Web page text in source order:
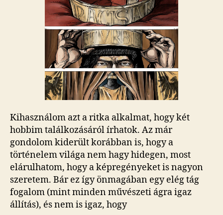
Kihasználom azt a ritka alkalmat, hogy két
hobbim találkozásáról írhatok. Az már
gondolom kiderült korábban is, hogy a
történelem világa nem hagy hidegen, most
elárulhatom, hogy a képregényeket is nagyon
szeretem. Bár ez így önmagában egy elég tág
fogalom (mint minden művészeti ágra igaz
állítás), és nem is igaz, hogy